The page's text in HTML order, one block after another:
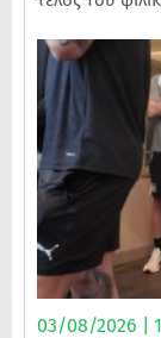
03/08/2026 |